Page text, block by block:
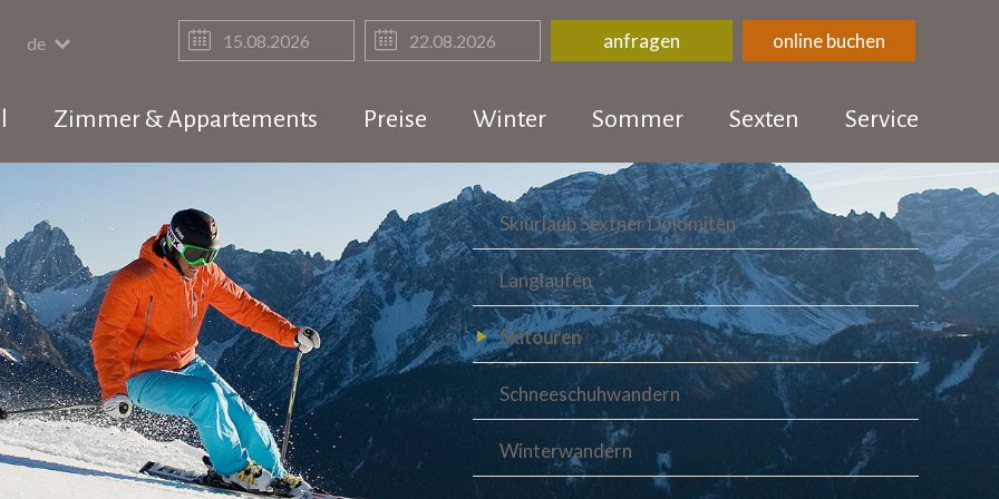
de anfragen online buchen
Zimmer & Appartements Preise Winter Sommer Sexten Service
Skiurlaub Sextner Dolomiten
Langlaufen
Skitouren
Schneeschuhwandern
Winterwandern